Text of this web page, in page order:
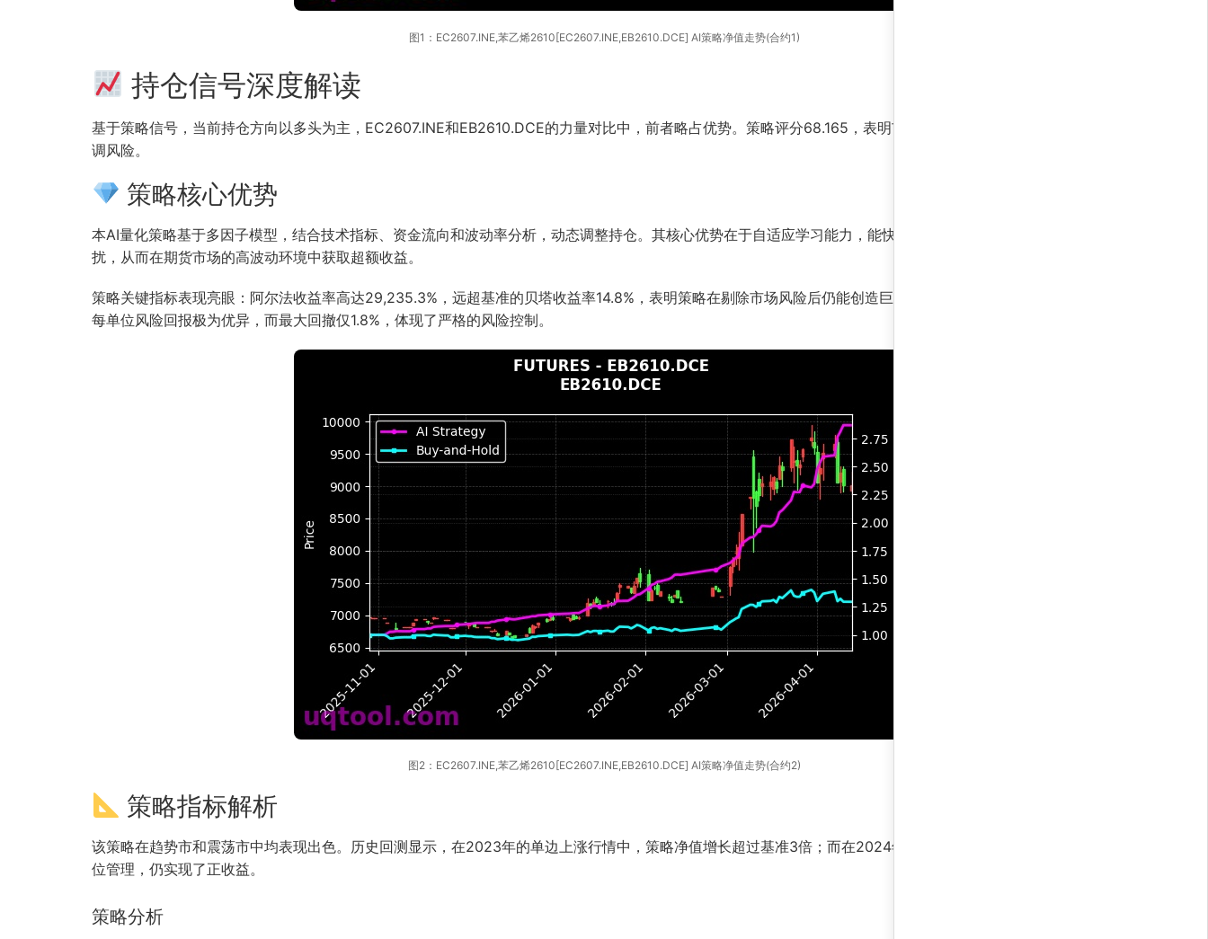
图1：EC2607.INE,苯乙烯2610[EC2607.INE,EB2610.DCE] AI策略净值走势(合约1)
持仓信号深度解读
基于策略信号，当前持仓方向以多头为主，EC2607.INE和EB2610.DCE的力量对比中，前者略占优势。策略评分68.165，表明市场情绪偏乐观，但需警惕短期回
调风险。
策略核心优势
本AI量化策略基于多因子模型，结合技术指标、资金流向和波动率分析，动态调整持仓。其核心优势在于自适应学习能力，能快速响应市场变化，避免主观情绪干
扰，从而在期货市场的高波动环境中获取超额收益。
策略关键指标表现亮眼：阿尔法收益率高达29,235.3%，远超基准的贝塔收益率14.8%，表明策略在剔除市场风险后仍能创造巨大价值。夏普收益率1,121.9，显示
每单位风险回报极为优异，而最大回撤仅1.8%，体现了严格的风险控制。
图2：EC2607.INE,苯乙烯2610[EC2607.INE,EB2610.DCE] AI策略净值走势(合约2)
策略指标解析
该策略在趋势市和震荡市中均表现出色。历史回测显示，在2023年的单边上涨行情中，策略净值增长超过基准3倍；而在2024年的横盘阶段，通过高频交易和仓
位管理，仍实现了正收益。
策略分析